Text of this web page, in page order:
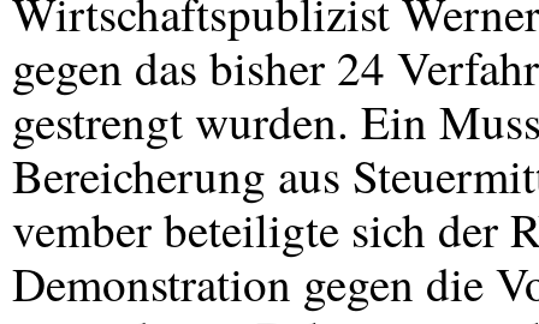
Wirtschaftspublizist
gegen das bisher 24
gestrengt wurden. Ein
Bereicherung aus
vember beteiligte sich der
Demonstration gegen die